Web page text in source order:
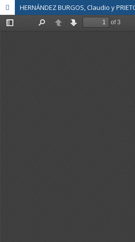
HERNÁNDEZ BURGOS, Claudio y